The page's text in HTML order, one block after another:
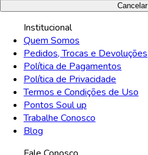
Cancelar
Institucional
Quem Somos
Pedidos, Trocas e Devoluções
Política de Pagamentos
Política de Privacidade
Termos e Condições de Uso
Pontos Soul up
Trabalhe Conosco
Blog